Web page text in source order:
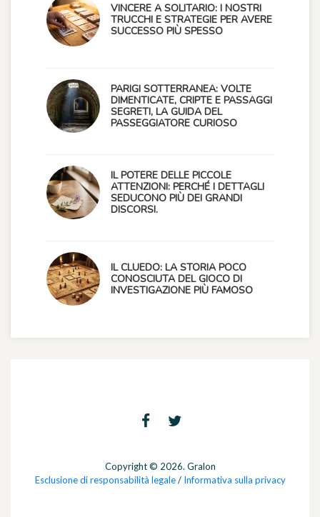
VINCERE A SOLITARIO: I NOSTRI
TRUCCHI E STRATEGIE PER AVERE
SUCCESSO PIÙ SPESSO
PARIGI SOTTERRANEA: VOLTE
DIMENTICATE, CRIPTE E PASSAGGI
SEGRETI, LA GUIDA DEL
PASSEGGIATORE CURIOSO
IL POTERE DELLE PICCOLE
ATTENZIONI: PERCHÉ I DETTAGLI
SEDUCONO PIÙ DEI GRANDI
DISCORSI.
IL CLUEDO: LA STORIA POCO
CONOSCIUTA DEL GIOCO DI
INVESTIGAZIONE PIÙ FAMOSO
Copyright © 2026. Gralon
Esclusione di responsabilità legale/ Informativa sulla privacy